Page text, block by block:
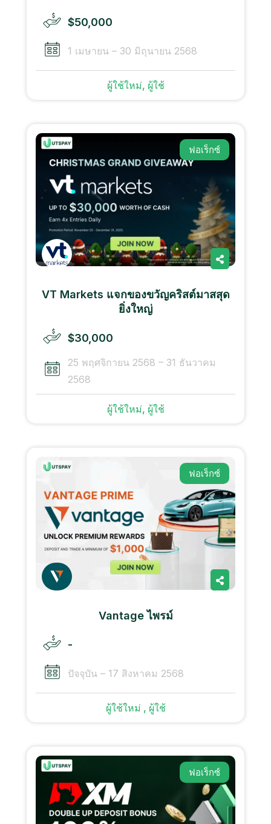
$50,000
1 เมษายน – 30 มิถุนายน 2568
ผู้ใช้ใหม่, ผู้ใช้
ฟอเร็กซ์
VT Markets แจกของขวัญคริสต์มาสสุด
ยิ่งใหญ่
$30,000
25 พฤศจิกายน 2568 – 31 ธันวาคม
2568
ผู้ใช้ใหม่, ผู้ใช้
ฟอเร็กซ์
Vantage ไพรม์
-
ปัจจุบัน – 17 สิงหาคม 2568
ผู้ใช้ใหม่ , ผู้ใช้
ฟอเร็กซ์